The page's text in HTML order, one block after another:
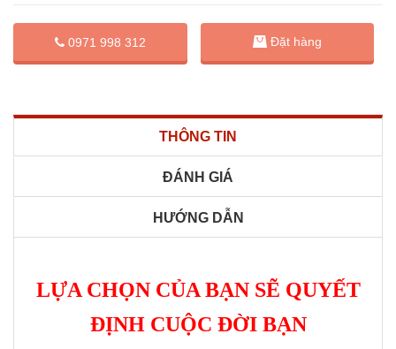
0971 998 312 Đặt hàng
THÔNG TIN
ĐÁNH GIÁ
HƯỚNG DẪN
LỰA CHỌN CỦA BẠN SẼ QUYẾT
ĐỊNH CUỘC ĐỜI BẠN